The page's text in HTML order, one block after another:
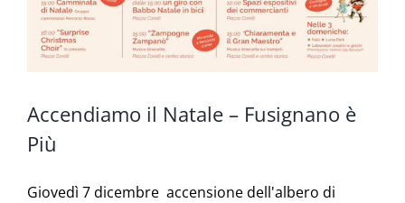
Accendiamo il Natale – Fusignano è
Più
Giovedì 7 dicembre accensione dell'albero di